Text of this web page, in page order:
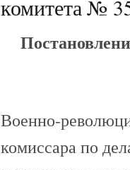
комитета №
Военно-
комиссара по